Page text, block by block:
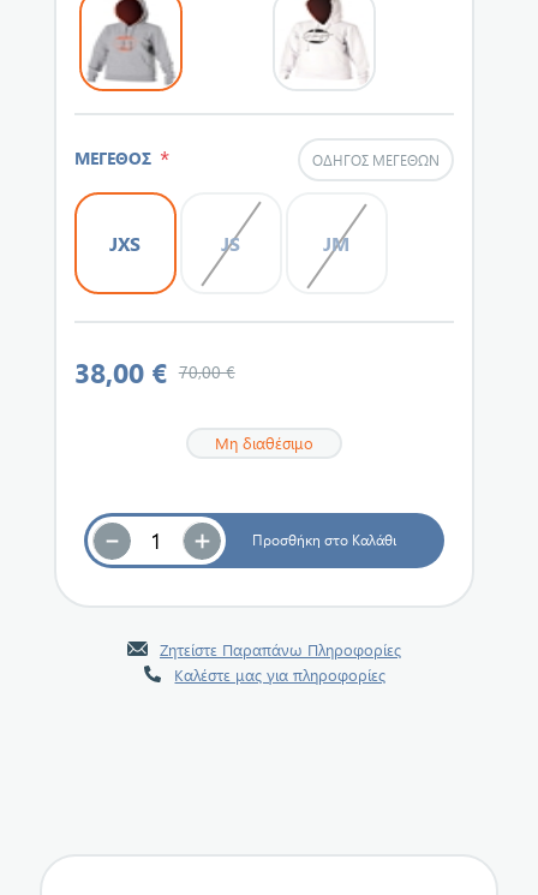
ΜΕΓΕΘΟΣ * ΟΔΗΓΌΣ ΜΕΓΕΘΏΝ
JXS JS JM
38,00 € 70,00 €
Μη διαθέσιμο
Ζητείστε Παραπάνω Πληροφορίες
Καλέστε μας για πληροφορίες